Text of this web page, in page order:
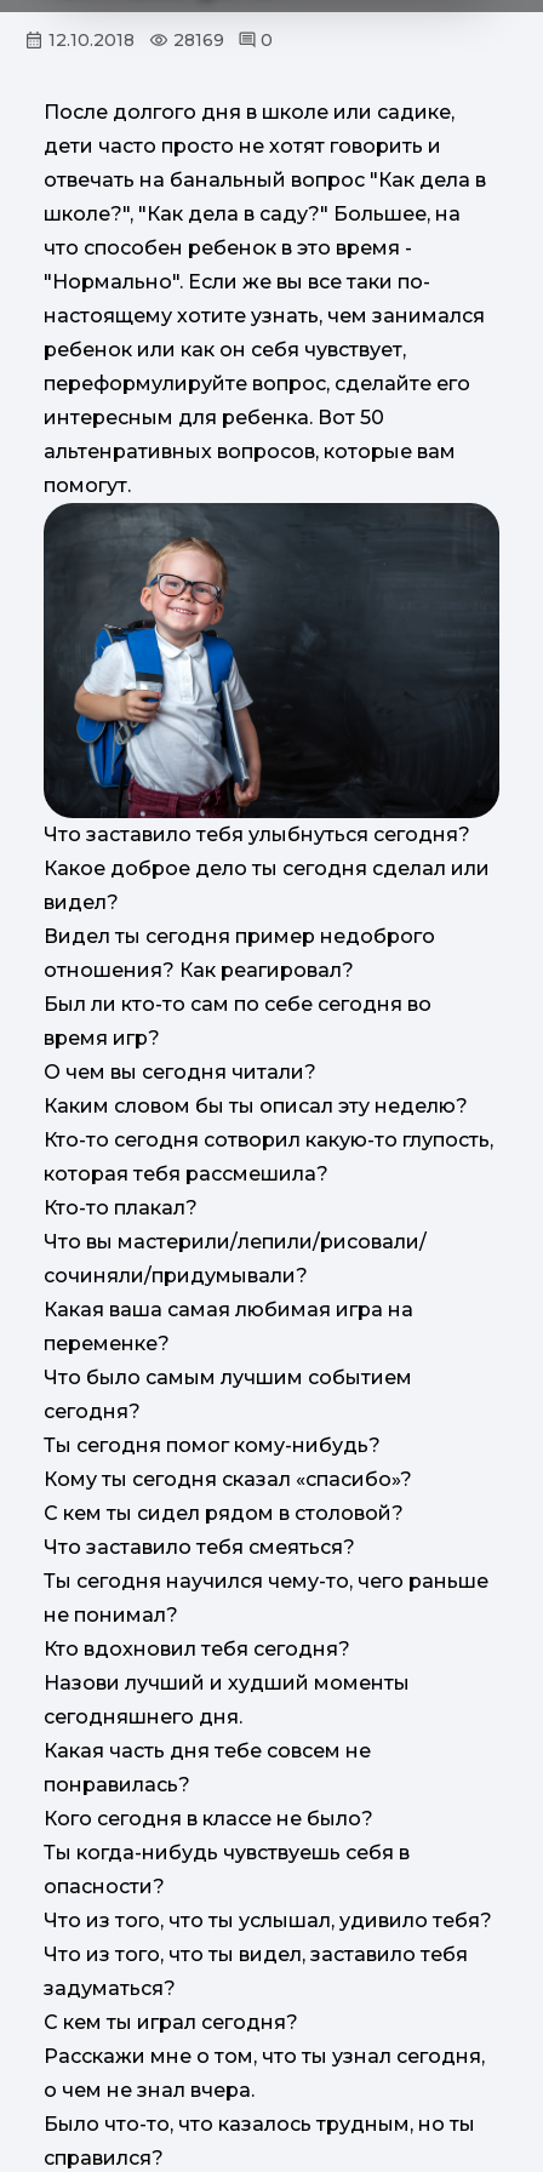
12.10.2018 28169 0
После долгого дня в школе или садике,
дети часто просто не хотят говорить и
отвечать на банальный вопрос "Как дела в
школе?", "Как дела в саду?" Большее, на
что способен ребенок в это время -
"Нормально". Если же вы все таки по-
настоящему хотите узнать, чем занимался
ребенок или как он себя чувствует,
переформулируйте вопрос, сделайте его
интересным для ребенка. Вот 50
альтенративных вопросов, которые вам
помогут.
Что заставило тебя улыбнуться сегодня?
Какое доброе дело ты сегодня сделал или
видел?
Видел ты сегодня пример недоброго
отношения? Как реагировал?
Был ли кто-то сам по себе сегодня во
время игр?
О чем вы сегодня читали?
Каким словом бы ты описал эту неделю?
Кто-то сегодня сотворил какую-то глупость,
которая тебя рассмешила?
Кто-то плакал?
Что вы мастерили/лепили/рисовали/
сочиняли/придумывали?
Какая ваша самая любимая игра на
переменке?
Что было самым лучшим событием
сегодня?
Ты сегодня помог кому-нибудь?
Кому ты сегодня сказал «спасибо»?
С кем ты сидел рядом в столовой?
Что заставило тебя смеяться?
Ты сегодня научился чему-то, чего раньше
не понимал?
Кто вдохновил тебя сегодня?
Назови лучший и худший моменты
сегодняшнего дня.
Какая часть дня тебе совсем не
понравилась?
Кого сегодня в классе не было?
Ты когда-нибудь чувствуешь себя в
опасности?
Что из того, что ты услышал, удивило тебя?
Что из того, что ты видел, заставило тебя
задуматься?
С кем ты играл сегодня?
Расскажи мне о том, что ты узнал сегодня,
о чем не знал вчера.
Было что-то, что казалось трудным, но ты
справился?